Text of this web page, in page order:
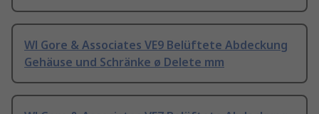
Wl Gore & Associates VE9 Belüftete Abdeckung
Gehäuse und Schränke ø Delete mm